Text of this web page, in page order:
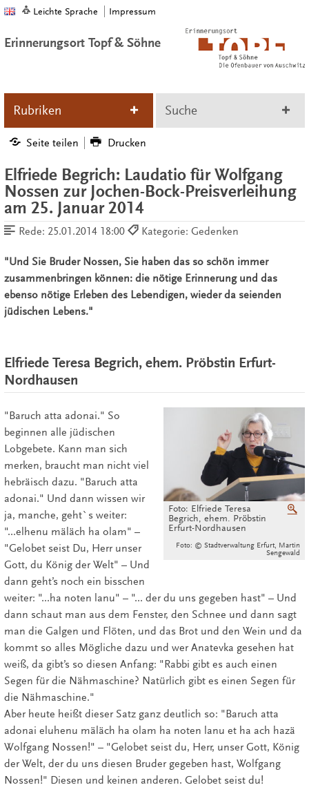
Leichte Sprache Impressum
Erinnerungsort Topf & Söhne
Rubriken Suche
Seite teilen Drucken
Elfriede Begrich: Laudatio für Wolfgang
Nossen zur Jochen-Bock-Preisverleihung
am 25. Januar 2014
Rede: 25.01.2014 18:00 Kategorie: Gedenken
"Und Sie Bruder Nossen, Sie haben das so schön immer
zusammenbringen können: die nötige Erinnerung und das
ebenso nötige Erleben des Lebendigen, wieder da seienden
jüdischen Lebens."
Elfriede Teresa Begrich, ehem. Pröbstin Erfurt-
Nordhausen
Foto: Elfriede Teresa
Begrich, ehem. Pröbstin
Erfurt-Nordhausen
Foto: © Stadtverwaltung Erfurt, Martin
Sengewald
"Baruch atta adonai." So
beginnen alle jüdischen
Lobgebete. Kann man sich
merken, braucht man nicht viel
hebräisch dazu. "Baruch atta
adonai." Und dann wissen wir
ja, manche, geht`s weiter:
"...elhenu mäläch ha olam" –
"Gelobet seist Du, Herr unser
Gott, du König der Welt" – Und
dann geht’s noch ein bisschen
weiter: "...ha noten lanu" – "... der du uns gegeben hast" – Und
dann schaut man aus dem Fenster, den Schnee und dann sagt
man die Galgen und Flöten, und das Brot und den Wein und da
kommt so alles Mögliche dazu und wer Anatevka gesehen hat
weiß, da gibt’s so diesen Anfang: "Rabbi gibt es auch einen
Segen für die Nähmaschine? Natürlich gibt es einen Segen für
die Nähmaschine."
Aber heute heißt dieser Satz ganz deutlich so: "Baruch atta
adonai eluhenu mäläch ha olam ha noten lanu et ha ach hazä
Wolfgang Nossen!" – "Gelobet seist du, Herr, unser Gott, König
der Welt, der du uns diesen Bruder gegeben hast, Wolfgang
Nossen!" Diesen und keinen anderen. Gelobet seist du!